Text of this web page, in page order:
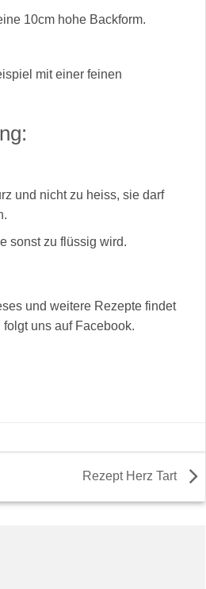
10cm hohe Backform.
mit einer feinen
und nicht zu heiss, sie darf
sonst zu flüssig wird.
und weitere Rezepte findet
uns auf Facebook.
Rezept Herz Tart